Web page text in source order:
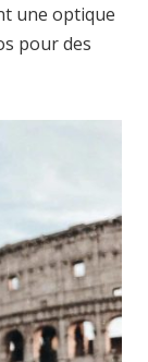
une optique
pour des